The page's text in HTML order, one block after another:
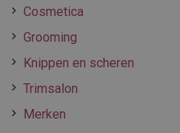
Cosmetica
Grooming
Knippen en scheren
Trimsalon
Merken